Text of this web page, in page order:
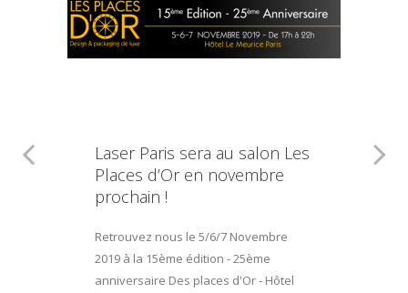
Laser Paris sera au salon Les
Places d’Or en novembre
prochain !
Retrouvez nous le 5/6/7 Novembre
2019 à la 15ème édition - 25ème
anniversaire Des places d'Or - Hôtel